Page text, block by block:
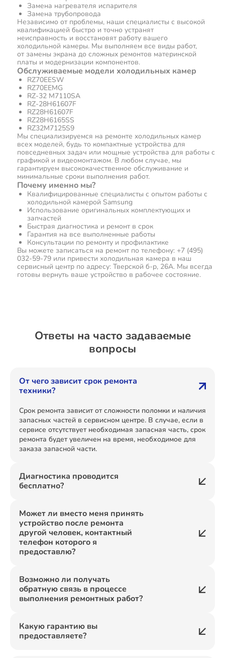
Замена нагревателя испарителя
Замена трубопровода
Независимо от проблемы, наши специалисты с высокой
квалификацией быстро и точно устранят
неисправность и восстановят работу вашего
холодильной камеры. Мы выполняем все виды работ,
от замены экрана до сложных ремонтов материнской
платы и модернизации компонентов.
Обслуживаемые модели холодильных камер
RZ70EESW
RZ70EEMG
RZ-32 M7110SA
RZ-28H61607F
RZ28H61607F
RZ28H6165SS
RZ32M7125S9
Мы специализируемся на ремонте холодильных камер
всех моделей, будь то компактные устройства для
повседневных задач или мощные устройства для работы с
графикой и видеомонтажом. В любом случае, мы
гарантируем высококачественное обслуживание и
минимальные сроки выполнения работ.
Почему именно мы?
Квалифицированные специалисты с опытом работы с
холодильной камерой Samsung
Использование оригинальных комплектующих и
запчастей
Быстрая диагностика и ремонт в срок
Гарантия на все выполненные работы
Консультации по ремонту и профилактике
Вы можете записаться на ремонт по телефону: +7 (495)
032-59-79 или привести холодильная камера в наш
сервисный центр по адресу: Тверской б-р, 26А. Мы всегда
готовы вернуть ваше устройство в рабочее состояние.
Ответы на часто задаваемые
вопросы
От чего зависит срок ремонта
техники?
Срок ремонта зависит от сложности поломки и наличия
запасных частей в сервисном центре. В случае, если в
сервисе отсутствует необходимая запасная часть, срок
ремонта будет увеличен на время, необходимое для
заказа запасной части.
Диагностика проводится
бесплатно?
Может ли вместо меня принять
устройство после ремонта
другой человек, контактный
телефон которого я
предоставлю?
Возможно ли получать
обратную связь в процессе
выполнения ремонтных работ?
Какую гарантию вы
предоставляете?